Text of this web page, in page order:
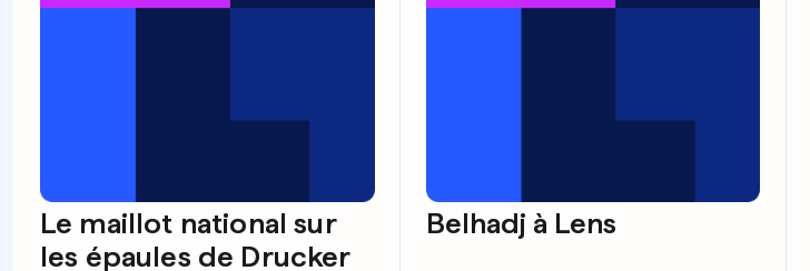
Le maillot national sur
les épaules de Drucker
Belhadj à Lens